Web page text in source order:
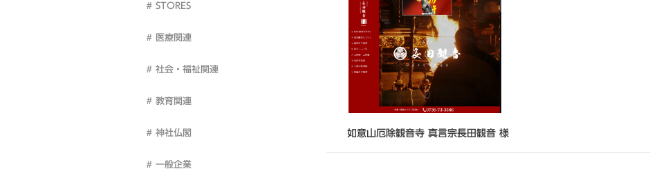
STORES
医療関連
社会・福祉関連
教育関連
神社仏閣
一般企業
如意山厄除観音寺 真言宗長田観音 様